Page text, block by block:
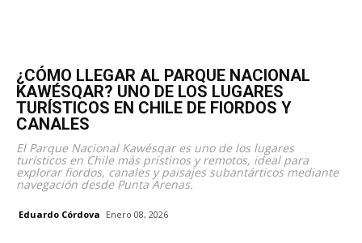
¿CÓMO LLEGAR AL PARQUE NACIONAL
KAWÉSQAR? UNO DE LOS LUGARES
TURÍSTICOS EN CHILE DE FIORDOS Y
CANALES
El Parque Nacional Kawésqar es uno de los lugares
turísticos en Chile más prístinos y remotos, ideal para
explorar fiordos, canales y paisajes subantárticos mediante
navegación desde Punta Arenas.
Eduardo Córdova Enero 08, 2026